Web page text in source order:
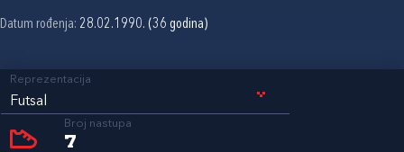
Datum rođenja: 28.02.1990. (36 godina)
Reprezentacija
Futsal
Broj nastupa
7